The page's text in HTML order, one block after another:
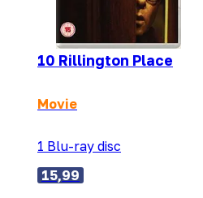
10 Rillington Place
Movie
1 Blu-ray disc
15,99